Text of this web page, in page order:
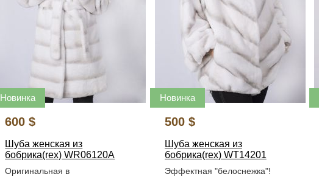
Новинка
600 $
Шуба женская из
бобрика(rex) WR06120A
Оригинальная в
Новинка
500 $
Шуба женская из
бобрика(rex) WT14201
Эффектная "белоснежка"!